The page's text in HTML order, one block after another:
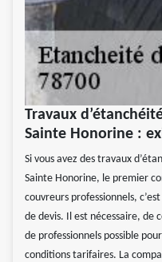
Travaux
Sainte Honorine :
Si vous avez des travaux
Sainte Honorine, le premier
couvreurs professionnels,
de devis. Il est nécessaire, de
de professionnels possible
conditions tarifaires. La